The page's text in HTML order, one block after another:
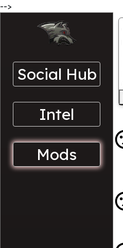
-->
Social Hub
Intel
Mods